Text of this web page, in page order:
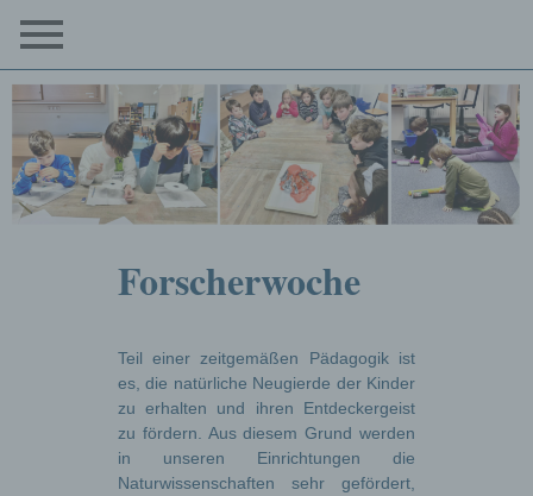
Forscherwoche
Teil einer zeitgemäßen Pädagogik ist
es, die natürliche Neugierde der Kinder
zu erhalten und ihren Entdeckergeist
zu fördern. Aus diesem Grund werden
in unseren Einrichtungen die
Naturwissenschaften sehr gefördert,